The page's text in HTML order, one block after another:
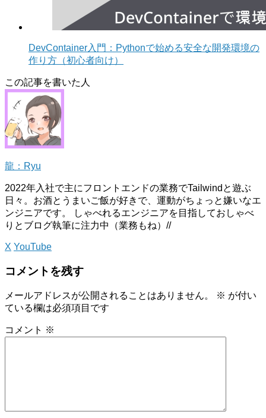
DevContainer入門：Pythonで始める安全な開発環境の
作り方（初心者向け）
この記事を書いた人
龍：Ryu
2022年入社で主にフロントエンドの業務でTailwindと遊ぶ
日々。お酒とうまいご飯が好きで、運動がちょっと嫌いなエ
ンジニアです。 しゃべれるエンジニアを目指しておしゃべ
りとブログ執筆に注力中（業務もね）//
X YouTube
コメントを残す
メールアドレスが公開されることはありません。 ※ が付い
ている欄は必須項目です
コメント ※